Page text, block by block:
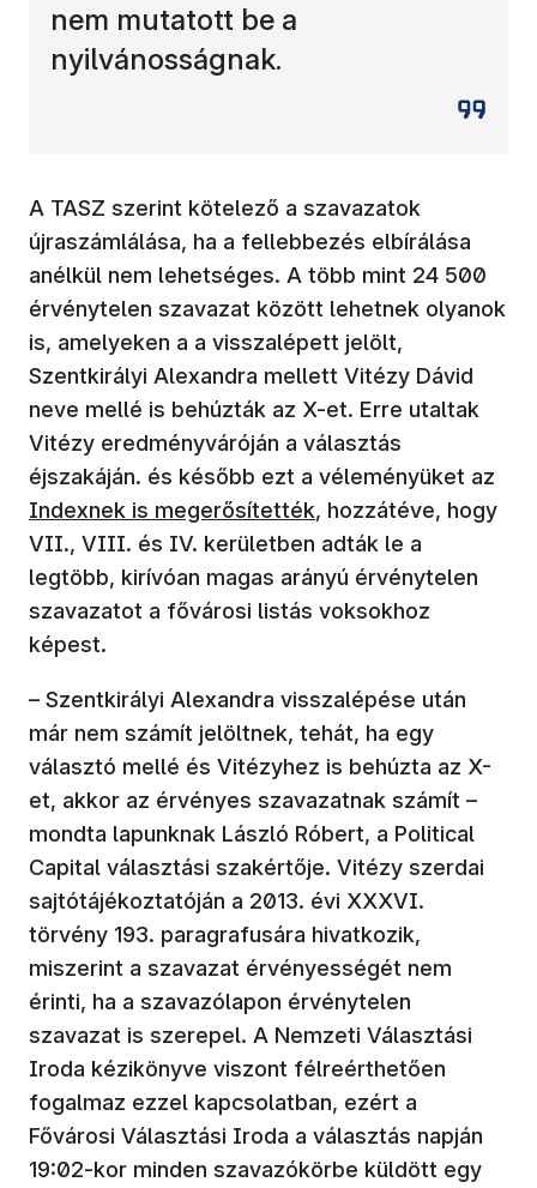
nem mutatott be a
nyilvánosságnak.
A TASZ szerint kötelező a szavazatok
újraszámlálása, ha a fellebbezés elbírálása
anélkül nem lehetséges. A több mint 24 500
érvénytelen szavazat között lehetnek olyanok
is, amelyeken a a visszalépett jelölt,
Szentkirályi Alexandra mellett Vitézy Dávid
neve mellé is behúzták az X-et. Erre utaltak
Vitézy eredményváróján a választás
éjszakáján. és később ezt a véleményüket az
Indexnek is megerősítették, hozzátéve, hogy
VII., VIII. és IV. kerületben adták le a
legtöbb, kirívóan magas arányú érvénytelen
szavazatot a fővárosi listás voksokhoz
képest.
– Szentkirályi Alexandra visszalépése után
már nem számít jelöltnek, tehát, ha egy
választó mellé és Vitézyhez is behúzta az X-
et, akkor az érvényes szavazatnak számít –
mondta lapunknak László Róbert, a Political
Capital választási szakértője. Vitézy szerdai
sajtótájékoztatóján a 2013. évi XXXVI.
törvény 193. paragrafusára hivatkozik,
miszerint a szavazat érvényességét nem
érinti, ha a szavazólapon érvénytelen
szavazat is szerepel. A Nemzeti Választási
Iroda kézikönyve viszont félreérthetően
fogalmaz ezzel kapcsolatban, ezért a
Fővárosi Választási Iroda a választás napján
19:02-kor minden szavazókörbe küldött egy